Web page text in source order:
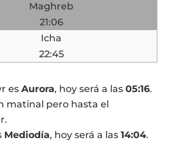
Maghreb
21:06
Icha
22:45
es Aurora, hoy será a las 05:16.
matinal pero hasta el
Mediodía, hoy será a las 14:04.